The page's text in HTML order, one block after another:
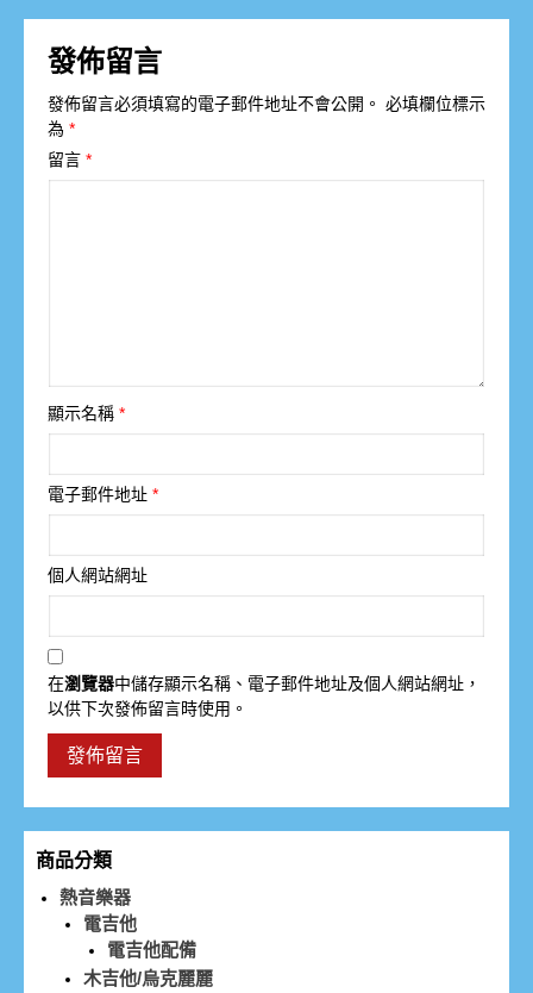
發佈留言
發佈留言必須填寫的電子郵件地址不會公開。 必填欄位標示
為 *
留言 *
顯示名稱 *
電子郵件地址 *
個人網站網址
在瀏覽器中儲存顯示名稱、電子郵件地址及個人網站網址，
以供下次發佈留言時使用。
商品分類
熱音樂器
電吉他
電吉他配備
木吉他/烏克麗麗